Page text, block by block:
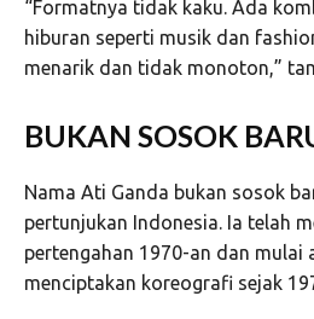
“Formatnya tidak kaku. Ada
hiburan seperti musik dan
menarik dan tidak monoton,”
BUKAN SOSOK
Nama Ati Ganda bukan sosok
pertunjukan Indonesia. Ia telah
pertengahan 1970-an dan mulai
menciptakan koreografi sejak